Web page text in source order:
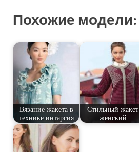
Похожие модели:
Вязание жакета в
технике интарсия
Стильный жакет
женский